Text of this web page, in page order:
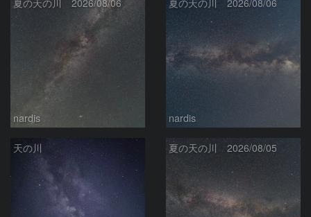
夏の天の川 2026/08/06
nardis
夏の天の川 2026/08/06
nardis
天の川 夏の天の川 2026/08/05